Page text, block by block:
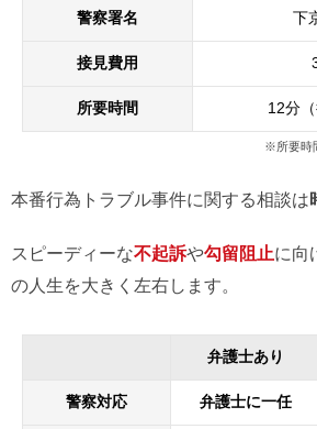
警察署名 下
接見費用
所要時間 12分（
※所要時
本番行為トラブル事件に関する相談は
スピーディーな不起訴や勾留阻止に向
の人生を大きく左右します。
弁護士あり
警察対応 弁護士に一任